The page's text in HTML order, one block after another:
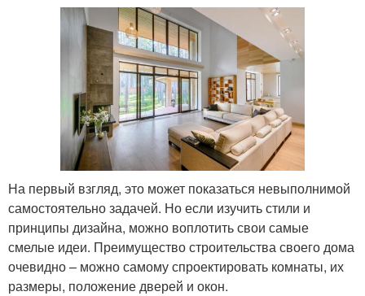
На первый взгляд, это может показаться невыполнимой
самостоятельно задачей. Но если изучить стили и
принципы дизайна, можно воплотить свои самые
смелые идеи. Преимущество строительства своего дома
очевидно – можно самому спроектировать комнаты, их
размеры, положение дверей и окон.